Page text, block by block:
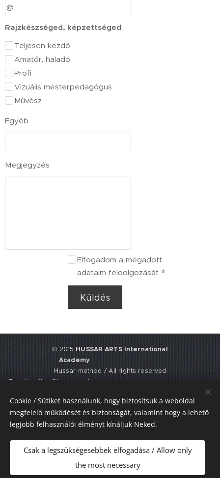
Rajzkészséged, képzettséged
Teljesen kezdő
Amatőr, haladó
Profi
Vizuális mesterpedagógus
Művész
Egyéb
Megjegyzés
Elfogadom a megadott
adataim feldolgozását
Küldés
© 2015 HUSSAR ARTS International
Academy
Hussar method / All rights reserved
E-mail: office@hussarmethod.com
Flat 3, 9. Fisher Place, EH17 8UY,
Edinburgh, UNITED KINGDOM
Nyelvek
Magyar
American English
Cookie / Sütiket használunk, hogy biztosítsuk a weboldal
megfelelő működését és biztonságát, valamint hogy a lehető
legjobb felhasználói élményt kínáljuk Neked.
Csak a legszükségesebbek elfogadása / Allow only
the most necessary